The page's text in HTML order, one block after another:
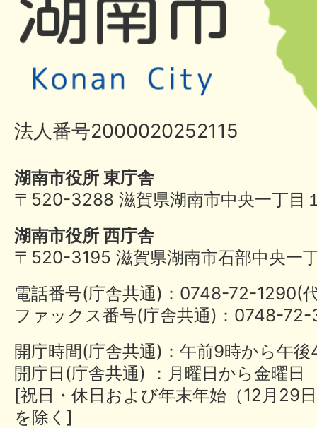
法人番号2000020252115
湖南市役所 東庁舎
〒520-3288 滋賀県湖南市中央一丁目
湖南市役所 西庁舎
〒520-3195 滋賀県湖南市石部中央一
電話番号(庁舎共通)：0748-72-
ファックス番号(庁舎共通)：0748-
開庁時間(庁舎共通)：午前9時から午
開庁日(庁舎共通) ：月曜日から金曜日
[祝日・休日および年末年始（12月29
を除く]